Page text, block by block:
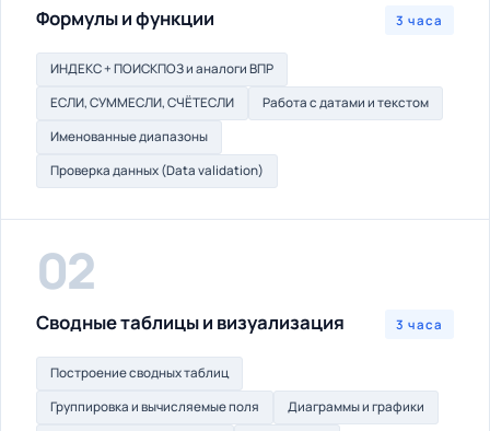
Формулы и функции 3 часа
ИНДЕКС + ПОИСКПОЗ и аналоги ВПР
ЕСЛИ, СУММЕСЛИ, СЧЁТЕСЛИ
Работа с датами и текстом
Именованные диапазоны
Проверка данных (Data validation)
02
Сводные таблицы и визуализация 3 часа
Построение сводных таблиц
Группировка и вычисляемые поля
Диаграммы и графики